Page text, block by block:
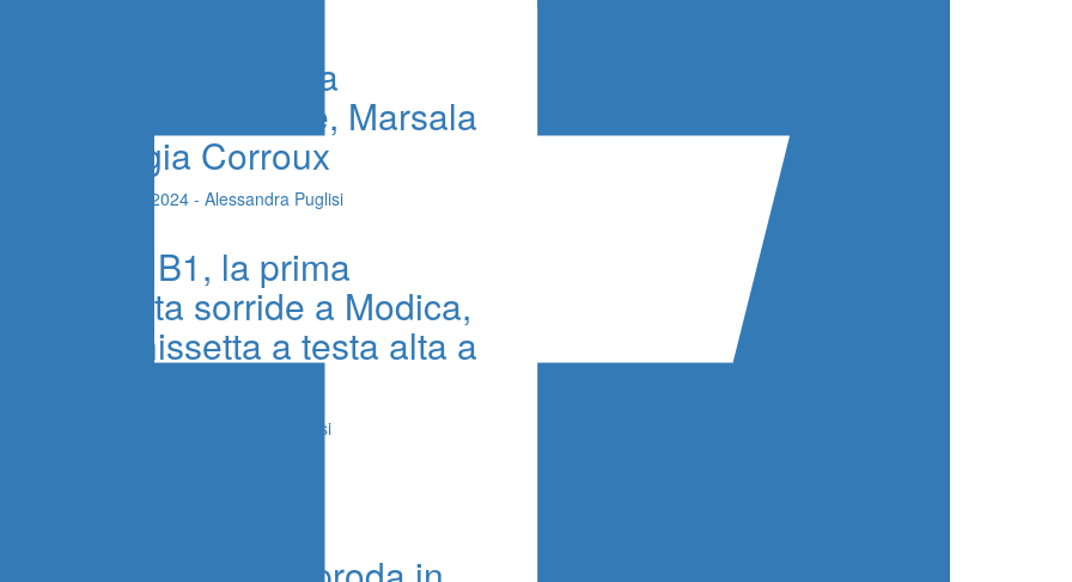
Volley B1, Modica
matricola terribile, Marsala
ingaggia Corroux
7 Novembre 2024 - Alessandra Puglisi
Volley B1, la prima
giornata sorride a Modica,
Caltanissetta a testa alta a
16 Ottobre 2024 - Alessandra Puglisi